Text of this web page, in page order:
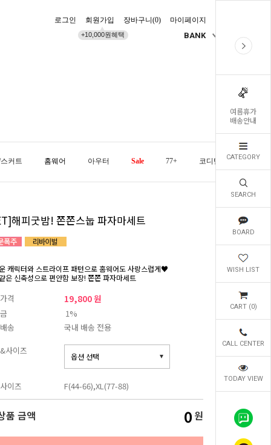
여름휴가
배송안내
CATEGORY
SEARCH
BOARD
WISH LIST
CART (0)
CALL CENTER
TODAY VIEW
로그인 회원가입
+10,000원혜택
장바구니(0) 마이페이지
BANK
커트 홈웨어 아우터 Sale 77+ 코디템 오늘발송
해피굿밤! 쫀쫀스눕 파자마세트
캐릭터와 스트라이프 패턴으로 홈웨어도 사랑스럽게♥
은 신축성으로 편안함 보장! 쫀쫀 파자마세트
격 19,800 원
1%
송
국내 배송 전용
사이즈
이즈 F(44-66),XL(77-88)
품 금액 0 원